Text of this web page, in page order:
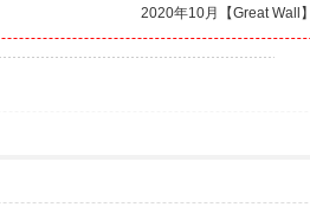
2020年10月【Great Wall